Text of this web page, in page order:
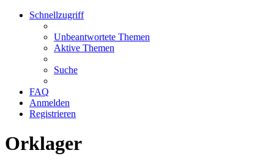
Schnellzugriff
Unbeantwortete Themen
Aktive Themen
Suche
FAQ
Anmelden
Registrieren
Orklager